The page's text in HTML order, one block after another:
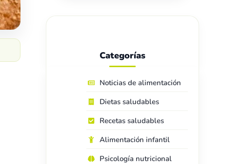
Categorías
Noticias de alimentación
Dietas saludables
Recetas saludables
Alimentación infantil
Psicología nutricional